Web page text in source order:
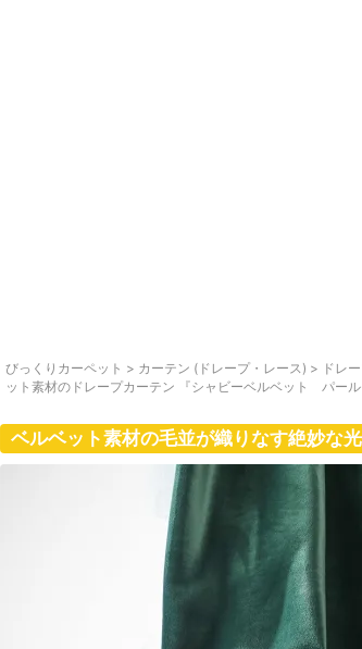
びっくりカーペット > カーテン (ドレープ・レース) > ドレ
ット素材のドレープカーテン 『シャビーベルベット パール
ベルベット素材の毛並が織りなす絶妙な